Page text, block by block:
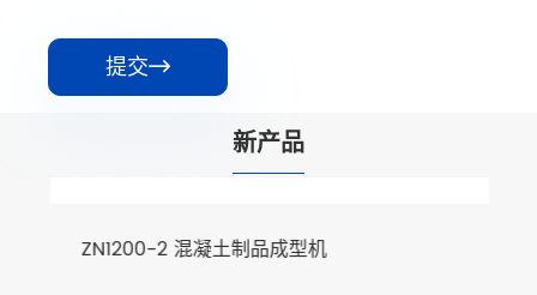
提交
新产品